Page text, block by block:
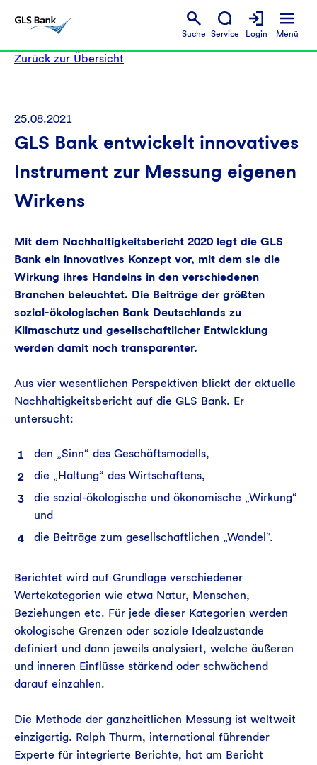
Suche Service Login Menü
Zurück zur Übersicht
25.08.2021
GLS Bank entwickelt innovatives
Instrument zur Messung eigenen
Wirkens
Mit dem Nachhaltigkeitsbericht 2020 legt die GLS
Bank ein innovatives Konzept vor, mit dem sie die
Wirkung ihres Handelns in den verschiedenen
Branchen beleuchtet. Die Beiträge der größten
sozial-ökologischen Bank Deutschlands zu
Klimaschutz und gesellschaftlicher Entwicklung
werden damit noch transparenter.
Aus vier wesentlichen Perspektiven blickt der aktuelle
Nachhaltigkeitsbericht auf die GLS Bank. Er
untersucht:
den „Sinn“ des Geschäftsmodells,
die „Haltung“ des Wirtschaftens,
die sozial-ökologische und ökonomische „Wirkung“
und
die Beiträge zum gesellschaftlichen „Wandel“.
Berichtet wird auf Grundlage verschiedener
Wertekategorien wie etwa Natur, Menschen,
Beziehungen etc. Für jede dieser Kategorien werden
ökologische Grenzen oder soziale Idealzustände
definiert und dann jeweils analysiert, welche äußeren
und inneren Einflüsse stärkend oder schwächend
darauf einzahlen.
Die Methode der ganzheitlichen Messung ist weltweit
einzigartig. Ralph Thurm, international führender
Experte für integrierte Berichte, hat am Bericht